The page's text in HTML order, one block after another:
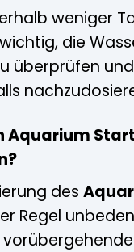
weniger
die
überprüfen und
Aquarium
des
Regel